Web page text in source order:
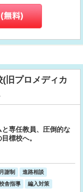
旧プロメディカ
専任教員、圧倒的な
標校へ。
月謝制
進路相談
舎指導 編入対策